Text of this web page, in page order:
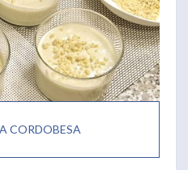
CORDOBESA